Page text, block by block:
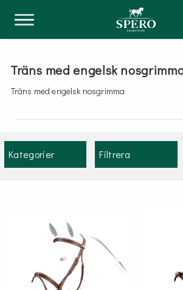
Träns med engelsk
Träns med engelsk nosgrimma
Kategorier Filtrera